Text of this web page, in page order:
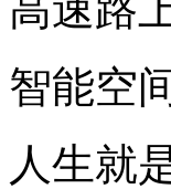
智能空
人生就